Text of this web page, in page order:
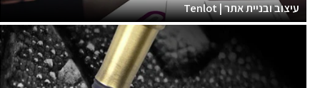
עיצוב ובניית אתר | Tenlot